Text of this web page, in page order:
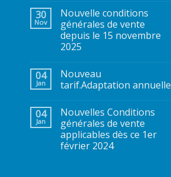
30
Nov
Nouvelle conditions
générales de vente
depuis le 15 novembre
2025
04
Jan
Nouveau
tarif.Adaptation annuelle
04
Jan
Nouvelles Conditions
générales de vente
applicables dès ce 1er
février 2024